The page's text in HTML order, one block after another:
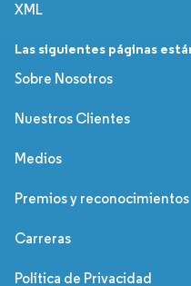
XML
Las siguientes páginas
Sobre Nosotros
Nuestros Clientes
Medios
Premios y reconocimientos
Carreras
Política de Privacidad